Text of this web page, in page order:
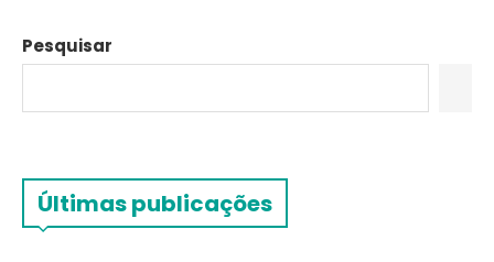
Pesquisar
Últimas publicações